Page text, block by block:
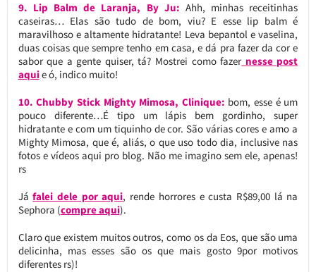
9. Lip Balm de Laranja, By Ju: Ahh, minhas receitinhas
caseiras… Elas são tudo de bom, viu? E esse lip balm é
maravilhoso e altamente hidratante! Leva bepantol e vaselina,
duas coisas que sempre tenho em casa, e dá pra fazer da cor e
sabor que a gente quiser, tá? Mostrei como fazer nesse post
aquie ó, indico muito!
10. Chubby Stick Mighty Mimosa, Clinique: bom, esse é um
pouco diferente…É tipo um lápis bem gordinho, super
hidratante e com um tiquinho de cor. São várias cores e amo a
Mighty Mimosa, que é, aliás, o que uso todo dia, inclusive nas
fotos e vídeos aqui pro blog. Não me imagino sem ele, apenas!
rs
Jáfalei dele por aqui, rende horrores e custa R$89,00 lá na
Sephora (compre aqui).
Claro que existem muitos outros, como os da Eos, que são uma
delicinha, mas esses são os que mais gosto 9por motivos
diferentes rs)!